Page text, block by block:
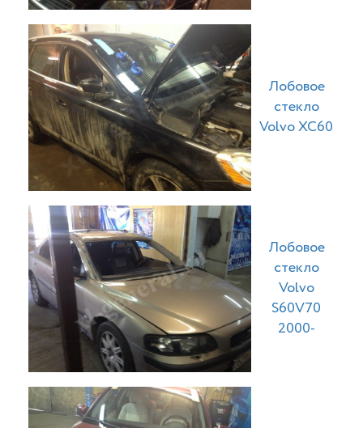
Лобовое
стекло
Volvo XC60
Лобовое
стекло
Volvo
S60V70
2000-